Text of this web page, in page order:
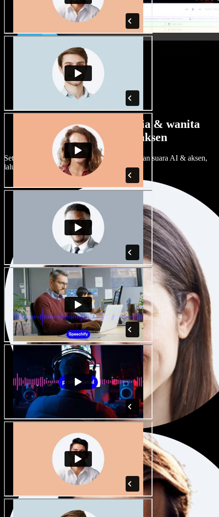
Banyak pilihan suara pria & wanita
dengan berbagai aksen
Setiap proyek bisa terdengar beda. Pilih ratusan suara AI & aksen,
lalu sesuaikan sesuka Anda.